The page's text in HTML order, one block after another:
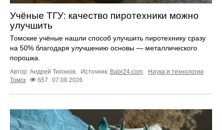
Учёные ТГУ: качество пиротехники можно
улучшить
Томские учёные нашли способ улучшить пиротехнику сразу
на 50% благодаря улучшению основы — металлического
порошка.
Автор: Андрей Тихонов. Источник: Babr24.com.
Наука и технологии
Томск
657 07.08.2026